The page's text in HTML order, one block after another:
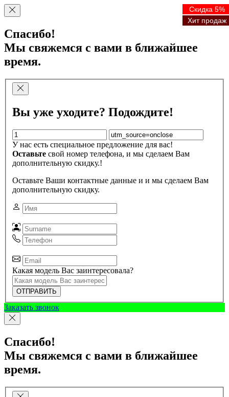
Спасибо!
Мы свяжемся с вами в ближайшее
время.
Вы уже уходите? Подождите!
У нас есть специальное предложение для вас!
Оставьте свой номер телефона, и мы сделаем Вам
дополнительную скидку.!
Оставьте Ваши контактные данные и и мы сделаем Вам
дополнительную скидку.
Какая модель Вас заинтересовала?
ОТПРАВИТЬ
Заказать звонок
Спасибо!
Мы свяжемся с вами в ближайшее
время.
Скидка 5%
Хит продаж
Скидка 5%
Хит продаж
Скидка 5%
Хит продаж
Скидка 5%
Хит продаж